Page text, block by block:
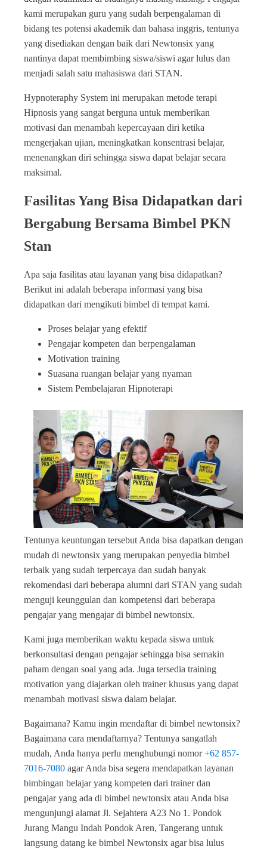
kami merupakan guru yang sudah berpengalaman di
bidang tes potensi akademik dan bahasa inggris, tentunya
yang disediakan dengan baik dari Newtonsix yang
nantinya dapat membimbing siswa/siswi agar lulus dan
menjadi salah satu mahasiswa dari STAN.
Hypnoteraphy System ini merupakan metode terapi
Hipnosis yang sangat berguna untuk memberikan
motivasi dan menambah kepercayaan diri ketika
mengerjakan ujian, meningkatkan konsentrasi belajar,
menenangkan diri sehingga siswa dapat belajar secara
maksimal.
Fasilitas Yang Bisa Didapatkan dari
Bergabung Bersama Bimbel PKN
Stan
Apa saja fasilitas atau layanan yang bisa didapatkan?
Berikut ini adalah beberapa informasi yang bisa
didapatkan dari mengikuti bimbel di tempat kami.
Proses belajar yang efektif
Pengajar kompeten dan berpengalaman
Motivation training
Suasana ruangan belajar yang nyaman
Sistem Pembelajaran Hipnoterapi
Tentunya keuntungan tersebut Anda bisa dapatkan dengan
mudah di newtonsix yang merupakan penyedia bimbel
terbaik yang sudah terpercaya dan sudah banyak
rekomendasi dari beberapa alumni dari STAN yang sudah
menguji keunggulan dan kompetensi dari beberapa
pengajar yang mengajar di bimbel newtonsix.
Kami juga memberikan waktu kepada siswa untuk
berkonsultasi dengan pengajar sehingga bisa semakin
paham dengan soal yang ada. Juga tersedia training
motivation yang diajarkan oleh trainer khusus yang dapat
menambah motivasi siswa dalam belajar.
Bagaimana? Kamu ingin mendaftar di bimbel newtonsix?
Bagaimana cara mendaftarnya? Tentunya sangatlah
mudah, Anda hanya perlu menghubungi nomor+62 857-
7016-7080 agar Anda bisa segera mendapatkan layanan
bimbingan belajar yang kompeten dari trainer dan
pengajar yang ada di bimbel newtonsix atau Anda bisa
mengunjungi alamat Jl. Sejahtera A23 No 1. Pondok
Jurang Mangu Indah Pondok Aren, Tangerang untuk
langsung datang ke bimbel Newtonsix agar bisa lulus